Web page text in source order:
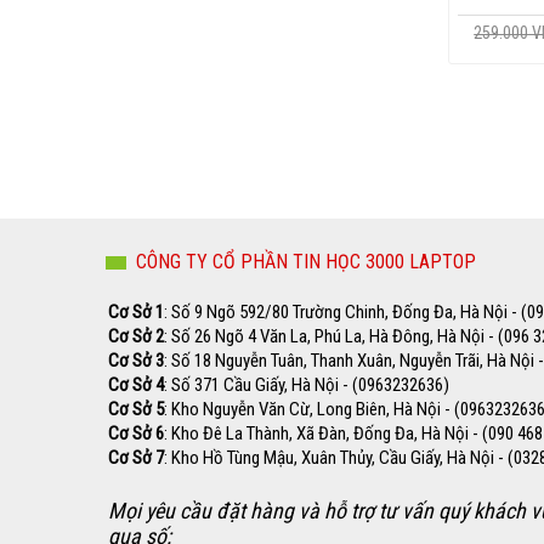
Sạc Acer Aspire 4315 4330
259.000 VNĐ
229.000 VNĐ
Sạc Acer Aspire E1-522
229.000 VNĐ
259.000
CÔNG TY CỔ PHẦN TIN HỌC 3000 LAPTOP
Cơ Sở 1: Số 9 Ngõ 592/80 Trường Chinh, Đống Đa, Hà Nội -
Cơ Sở 2: Số 26 Ngõ 4 Văn La, Phú La, Hà Đông, Hà Nội - (096
Cơ Sở 3: Số 18 Nguyễn Tuân, Thanh Xuân, Nguyễn Trãi, Hà Nội
Cơ Sở 4: Số 371 Cầu Giấy, Hà Nội - (0963232636)
Cơ Sở 5: Kho Nguyễn Văn Cừ, Long Biên, Hà Nội -
Cơ Sở 6: Kho Đê La Thành, Xã Đàn, Đống Đa, Hà Nội - (090
Cơ Sở 7: Kho Hồ Tùng Mậu, Xuân Thủy, Cầu Giấy, Hà Nội -
Mọi yêu cầu đặt hàng và hỗ trợ tư vấn quý khách
qua số: